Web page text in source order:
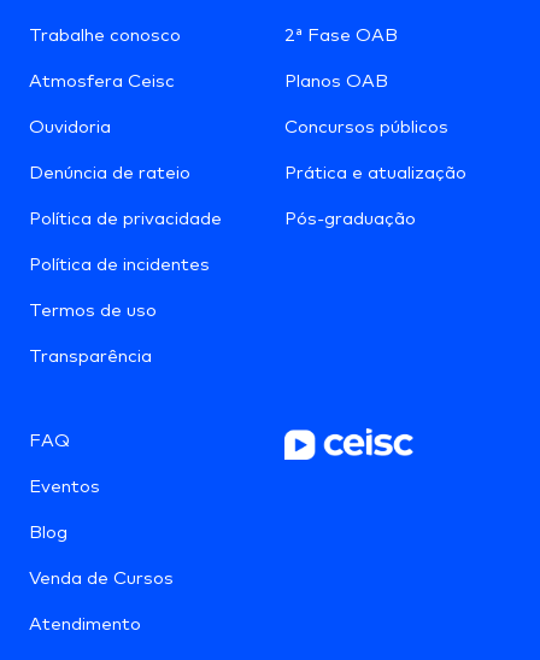
Trabalhe conosco
Atmosfera Ceisc
Ouvidoria
Denúncia de rateio
Política de privacidade
Política de incidentes
Termos de uso
Transparência
2ª Fase OAB
Planos OAB
Concursos públicos
Prática e atualização
Pós-graduação
FAQ
Eventos
Blog
Venda de Cursos
Atendimento